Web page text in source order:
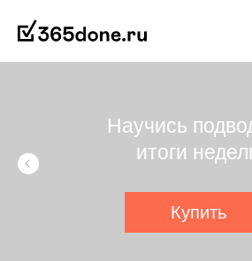
Научись
итоги
Купить